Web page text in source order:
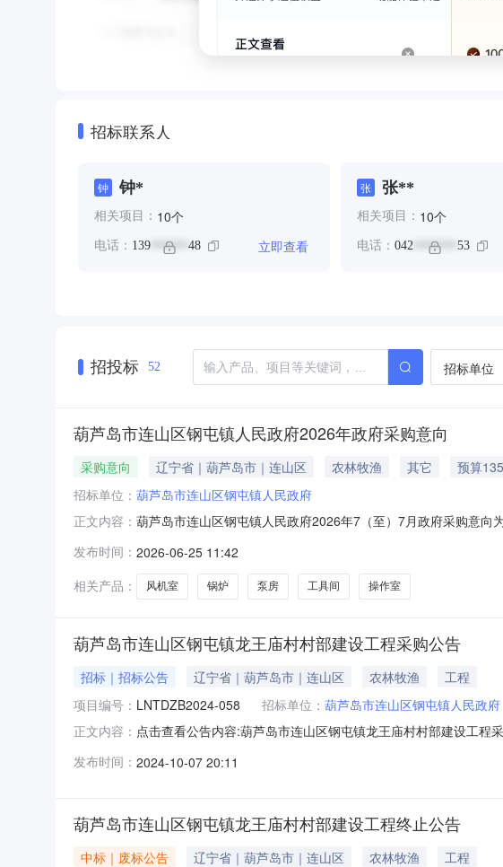
招标联系人
钟 钟*
相关项目： 10个
电话： 139 ****** 48 立即查看
张 张**
相关项目： 10个
电话： 042******* 53
招投标 52 招标单位
葫芦岛市连山区钢屯镇人民政府2026年政府采购意向
采购意向 辽宁省｜葫芦岛市｜连山区 农林牧渔 其它
预算
招标单位： 葫芦岛市连山区钢屯镇人民政府
正文内容： 葫芦岛市连山区钢屯镇人民政府2026年7（至）7月政府采购意
布日期1连山区钢屯镇锅炉及锅炉房改建项目本项目新建锅炉房
区。配置采暖/生产用锅炉及
发布时间： 2026-06-25 11:42
相关产品：
风机室 锅炉 泵房 工具间 操作室
葫芦岛市连山区钢屯镇龙王庙村村部建设工程采购公告
招标｜招标公告 辽宁省｜葫芦岛市｜连山区 农林牧渔
工程
项目编号： LNTDZB2024-058 招标单位： 葫芦岛市连山区钢屯镇人民政府
正文内容： 点击查看公告内容:葫芦岛市连山区钢屯镇龙王庙村村部建设工
具备招标条件，现招标方式为竞争性磋商。二、项目概况和招标
发布时间： 2024-10-07 20:11
葫芦岛市连山区钢屯镇龙王庙村村部建设工程终止公告
中标｜废标公告 辽宁省｜葫芦岛市｜连山区 农林牧渔
工程